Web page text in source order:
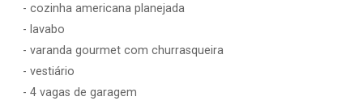
- cozinha americana planejada
- lavabo
- varanda gourmet com churrasqueira
- vestiário
- 4 vagas de garagem